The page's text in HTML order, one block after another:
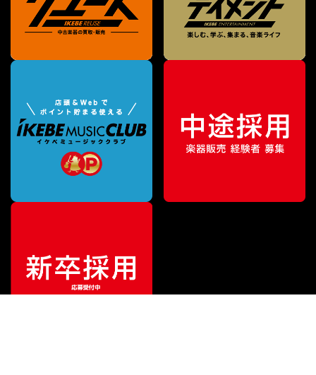
販売価格¥9,020（税込）